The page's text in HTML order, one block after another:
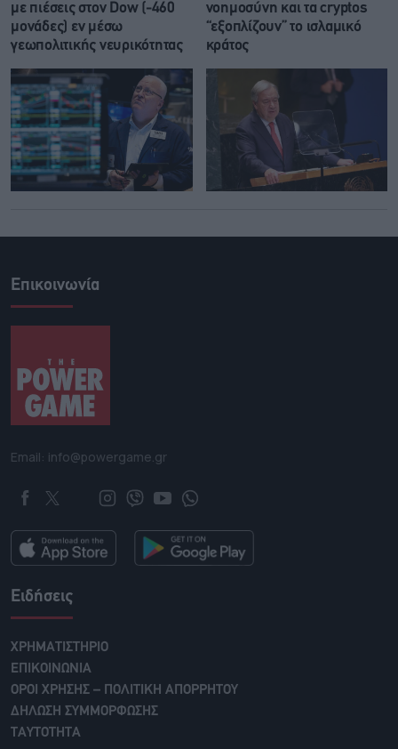
με πιέσεις στον Dow (-460
μονάδες) εν μέσω
γεωπολιτικής νευρικότητας
νοημοσύνη και τα cryptos
“εξοπλίζουν” το ισλαμικό
κράτος
Επικοινωνία
Email: info@powergame.gr
Ειδήσεις
ΧΡΗΜΑΤΙΣΤΗΡΙΟ
ΕΠΙΚΟΙΝΩΝΙΑ
ΟΡΟΙ ΧΡΗΣΗΣ – ΠΟΛΙΤΙΚΗ ΑΠΟΡΡΗΤΟΥ
ΔΗΛΩΣΗ ΣΥΜΜΟΡΦΩΣΗΣ
ΤΑΥΤΟΤΗΤΑ